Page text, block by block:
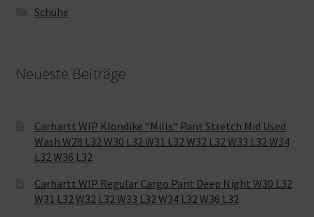
Schuhe
Neueste Beiträge
Carhartt WIP Klondike “Mills“ Pant Stretch Mid Used
Wash W28 L32 W30 L32 W31 L32 W32 L32 W33 L32 W34
L32 W36 L32
Carhartt WIP Regular Cargo Pant Deep Night W30 L32
W31 L32 W32 L32 W33 L32 W34 L32 W36 L32